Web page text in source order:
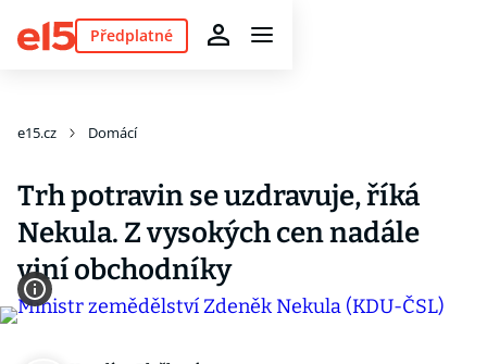
Předplatné
e15.cz Domácí
Trh potravin se uzdravuje, říká
Nekula. Z vysokých cen nadále
viní obchodníky